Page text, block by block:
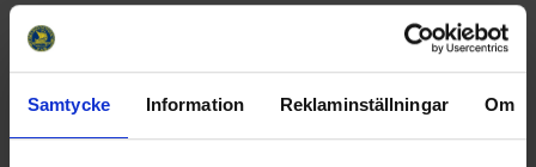
Samtycke Information Reklaminställningar Om
SVERIGE HAR ERÖVRAT TVÅ JVM-GULD
2012 JVM-guld i Calgary och Edmonton, Kanada
Augsburg, Obertsdorf, Kempten, Tyskland